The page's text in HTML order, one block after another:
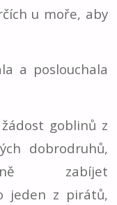
u moře, aby
a poslouchala
goblinů z
dobrodruhů,
zabíjet
jeden z pirátů,